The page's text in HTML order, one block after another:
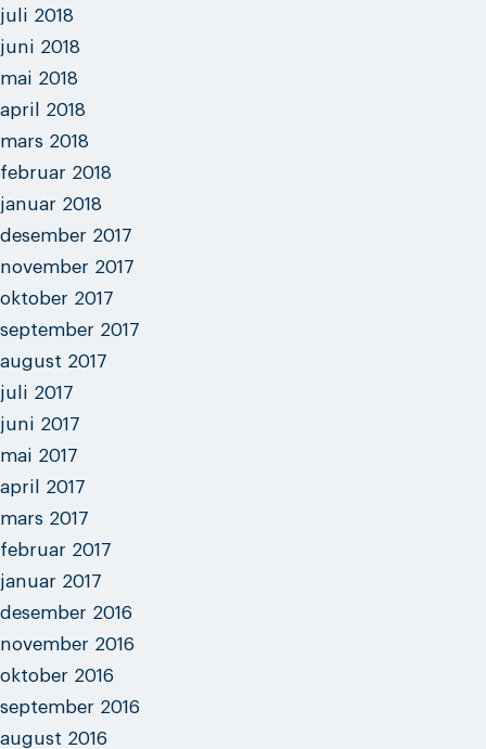
juli 2018
juni 2018
mai 2018
april 2018
mars 2018
februar 2018
januar 2018
desember 2017
november 2017
oktober 2017
september 2017
august 2017
juli 2017
juni 2017
mai 2017
april 2017
mars 2017
februar 2017
januar 2017
desember 2016
november 2016
oktober 2016
september 2016
august 2016